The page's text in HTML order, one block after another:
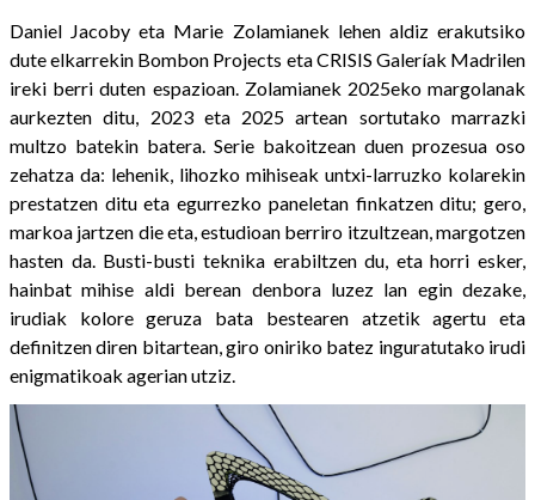
Daniel Jacoby eta Marie Zolamianek lehen aldiz erakutsiko
dute elkarrekin Bombon Projects eta CRISIS Galeríak Madrilen
ireki berri duten espazioan. Zolamianek 2025eko margolanak
aurkezten ditu, 2023 eta 2025 artean sortutako marrazki
multzo batekin batera. Serie bakoitzean duen prozesua oso
zehatza da: lehenik, lihozko mihiseak untxi-larruzko kolarekin
prestatzen ditu eta egurrezko paneletan finkatzen ditu; gero,
markoa jartzen die eta, estudioan berriro itzultzean, margotzen
hasten da. Busti-busti teknika erabiltzen du, eta horri esker,
hainbat mihise aldi berean denbora luzez lan egin dezake,
irudiak kolore geruza bata bestearen atzetik agertu eta
definitzen diren bitartean, giro oniriko batez inguratutako irudi
enigmatikoak agerian utziz.